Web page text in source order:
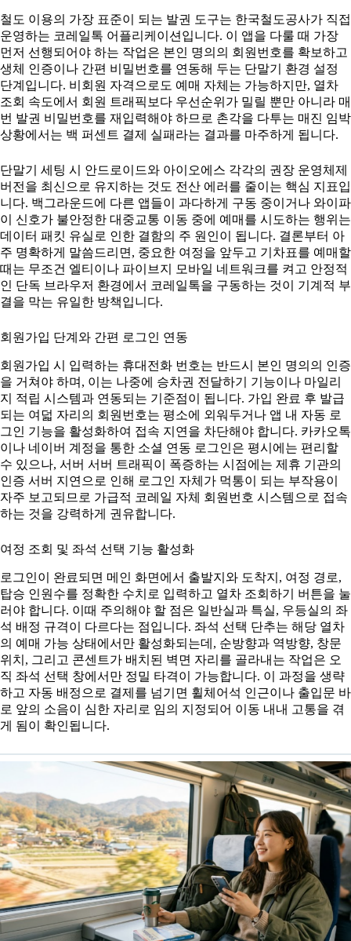
철도 이용의 가장 표준이 되는 발권 도구는 한국철도공사가 직접
운영하는 코레일톡 어플리케이션입니다. 이 앱을 다룰 때 가장
먼저 선행되어야 하는 작업은 본인 명의의 회원번호를 확보하고
생체 인증이나 간편 비밀번호를 연동해 두는 단말기 환경 설정
단계입니다. 비회원 자격으로도 예매 자체는 가능하지만, 열차
조회 속도에서 회원 트래픽보다 우선순위가 밀릴 뿐만 아니라 매
번 발권 비밀번호를 재입력해야 하므로 촌각을 다투는 매진 임박
상황에서는 백 퍼센트 결제 실패라는 결과를 마주하게 됩니다.
단말기 세팅 시 안드로이드와 아이오에스 각각의 권장 운영체제
버전을 최신으로 유지하는 것도 전산 에러를 줄이는 핵심 지표입
니다. 백그라운드에 다른 앱들이 과다하게 구동 중이거나 와이파
이 신호가 불안정한 대중교통 이동 중에 예매를 시도하는 행위는
데이터 패킷 유실로 인한 결함의 주 원인이 됩니다. 결론부터 아
주 명확하게 말씀드리면, 중요한 여정을 앞두고 기차표를 예매할
때는 무조건 엘티이나 파이브지 모바일 네트워크를 켜고 안정적
인 단독 브라우저 환경에서 코레일톡을 구동하는 것이 기계적 부
결을 막는 유일한 방책입니다.
회원가입 단계와 간편 로그인 연동
회원가입 시 입력하는 휴대전화 번호는 반드시 본인 명의의 인증
을 거쳐야 하며, 이는 나중에 승차권 전달하기 기능이나 마일리
지 적립 시스템과 연동되는 기준점이 됩니다. 가입 완료 후 발급
되는 여덟 자리의 회원번호는 평소에 외워두거나 앱 내 자동 로
그인 기능을 활성화하여 접속 지연을 차단해야 합니다. 카카오톡
이나 네이버 계정을 통한 소셜 연동 로그인은 평시에는 편리할
수 있으나, 서버 서버 트래픽이 폭증하는 시점에는 제휴 기관의
인증 서버 지연으로 인해 로그인 자체가 먹통이 되는 부작용이
자주 보고되므로 가급적 코레일 자체 회원번호 시스템으로 접속
하는 것을 강력하게 권유합니다.
여정 조회 및 좌석 선택 기능 활성화
로그인이 완료되면 메인 화면에서 출발지와 도착지, 여정 경로,
탑승 인원수를 정확한 수치로 입력하고 열차 조회하기 버튼을 눌
러야 합니다. 이때 주의해야 할 점은 일반실과 특실, 우등실의 좌
석 배정 규격이 다르다는 점입니다. 좌석 선택 단추는 해당 열차
의 예매 가능 상태에서만 활성화되는데, 순방향과 역방향, 창문
위치, 그리고 콘센트가 배치된 벽면 자리를 골라내는 작업은 오
직 좌석 선택 창에서만 정밀 타격이 가능합니다. 이 과정을 생략
하고 자동 배정으로 결제를 넘기면 휠체어석 인근이나 출입문 바
로 앞의 소음이 심한 자리로 임의 지정되어 이동 내내 고통을 겪
게 됨이 확인됩니다.